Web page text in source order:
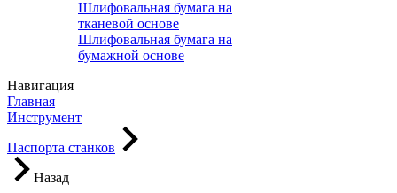
Шлифовальная бумага на
тканевой основе
Шлифовальная бумага на
бумажной основе
Навигация
Главная
Инструмент
Паспорта станков
Назад